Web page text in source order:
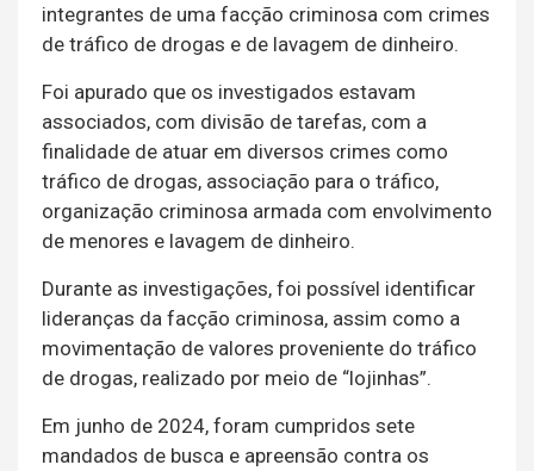
integrantes de uma facção criminosa com crimes
de tráfico de drogas e de lavagem de dinheiro.
Foi apurado que os investigados estavam
associados, com divisão de tarefas, com a
finalidade de atuar em diversos crimes como
tráfico de drogas, associação para o tráfico,
organização criminosa armada com envolvimento
de menores e lavagem de dinheiro.
Durante as investigações, foi possível identificar
lideranças da facção criminosa, assim como a
movimentação de valores proveniente do tráfico
de drogas, realizado por meio de “lojinhas”.
Em junho de 2024, foram cumpridos sete
mandados de busca e apreensão contra os